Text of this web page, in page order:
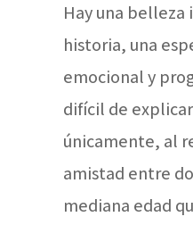
Hay una
historia, una
emocional y
difícil de
únicamente, al
amistad entre
mediana edad